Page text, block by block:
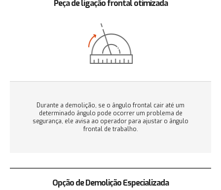
Peça de ligação frontal otimizada
Durante a demolição, se o ângulo frontal cair até um
determinado ângulo pode ocorrer um problema de
segurança, ele avisa ao operador para ajustar o ângulo
frontal de trabalho.
Opção de Demolição Especializada